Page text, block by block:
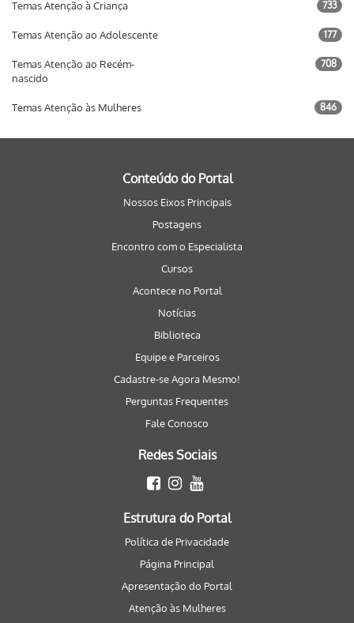
Temas Atenção à Criança 733
Temas Atenção ao Adolescente 177
Temas Atenção ao Recém-
nascido
708
Temas Atenção às Mulheres 846
Conteúdo do Portal
Nossos Eixos Principais
Postagens
Encontro com o Especialista
Cursos
Acontece no Portal
Notícias
Biblioteca
Equipe e Parceiros
Cadastre-se Agora Mesmo!
Perguntas Frequentes
Fale Conosco
Redes Sociais
Estrutura do Portal
Política de Privacidade
Página Principal
Apresentação do Portal
Atenção às Mulheres